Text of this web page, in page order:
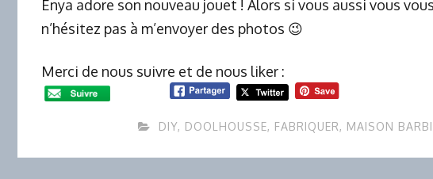
Enya adore son nouveau jouet ! Alors si vous aussi vous
n’hésitez pas à m’envoyer des photos 😉
Merci de nous suivre et de nous liker :
DIY, DOOLHOUSSE, FABRIQUER, MAISON